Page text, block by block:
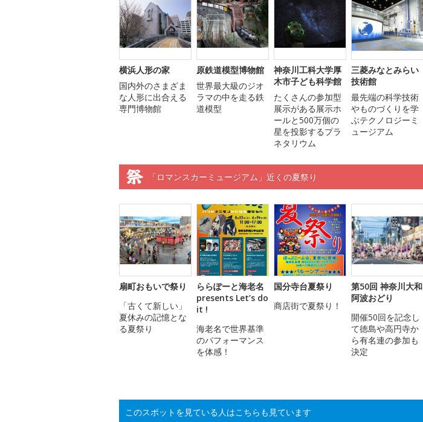
横浜人形の家
国内外のさまざま
な人形に出合える
専門博物館
原鉄道模型博物館
世界最大級のジオ
ラマの中を走る鉄
道模型
神奈川工科大学厚
木市子ども科学館
たくさんの参加型
展示がある展示ホ
ールと500万個の
星を投影するプラ
ネタリウム
三菱みなとみらい
技術館
最先端の科学技術
やものづくりを学
ぶテクノロジーミ
ュージアム
「ロマンスカーミュージアム」近くの夏祭り
扇町おもいで祭り
「古くて新しい」
夏休みの記憶とな
る夏祭り
ららぽーと海老名
presents Let’s do
it !
海老名で世界基準
のパフォーマンス
を体感！
国分寺台夏祭り
商店街で夏祭り！
第50回 神奈川大和
阿波おどり
開催50回を記念し
て徳島や高円寺か
ら有名連の参加も
決定
このスポットを見ている人はこちらも見ています